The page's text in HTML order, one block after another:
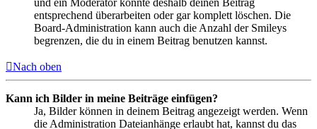
und ein Moderator könnte deshalb deinen Beitrag
entsprechend überarbeiten oder gar komplett löschen. Die
Board-Administration kann auch die Anzahl der Smileys
begrenzen, die du in einem Beitrag benutzen kannst.
Nach oben
Kann ich Bilder in meine Beiträge einfügen?
Ja, Bilder können in deinem Beitrag angezeigt werden. Wenn
die Administration Dateianhänge erlaubt hat, kannst du das